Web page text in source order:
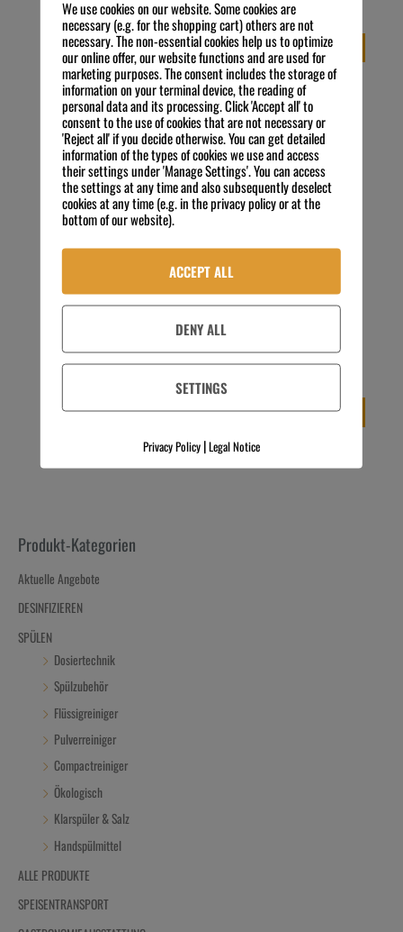
Produkt-Kategorien
Aktuelle Angebote
DESINFIZIEREN
SPÜLEN
Dosiertechnik
Spülzubehör
Flüssigreiniger
Pulverreiniger
Compactreiniger
Ökologisch
Klarspüler & Salz
Handspülmittel
ALLE PRODUKTE
SPEISENTRANSPORT
Kostenloser Versand
IN DEN WARENKORB
Kostenloser Versand
IN DEN WARENKORB
etolit 7800 25 kg Kanister
4,89€/kg
exkl. 19 % MwSt.
IN DEN WARENKORB
etolit 8000 250 kg Fass
4,99€/kg
exkl. 19 % MwSt.
IN DEN WARENKORB
We use cookies on our website. Some cookies are
necessary (e.g. for the shopping cart) others are not
necessary. The non-essential cookies help us to optimize
our online offer, our website functions and are used for
marketing purposes. The consent includes the storage of
information on your terminal device, the reading of
personal data and its processing. Click 'Accept all' to
consent to the use of cookies that are not necessary or
'Reject all' if you decide otherwise. You can get detailed
information of the types of cookies we use and access
their settings under 'Manage Settings'. You can access
the settings at any time and also subsequently deselect
cookies at any time (e.g. in the privacy policy or at the
bottom of our website).
ACCEPT ALL
DENY ALL
SETTINGS
Privacy Policy|Legal Notice